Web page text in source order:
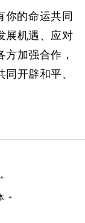
你的命运共同
展机遇、应对
加强合作，
开辟和平、